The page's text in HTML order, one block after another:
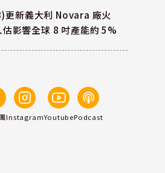
更新義大利 Novara 廠火
影響全球 8 吋產能約 5%
InstagramYoutubePodcast